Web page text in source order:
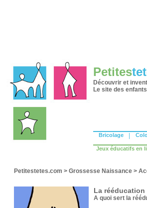
Petites
Découvrir et
Le site des
Bricolage
Jeux éducatifs en
Petitestetes.com > Grossesse Naissance >
La rééducation
A quoi sert la